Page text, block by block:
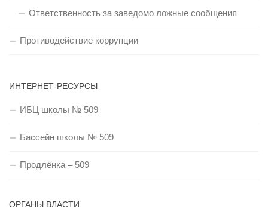
Ответственность за заведомо ложные сообщения
Противодействие коррупции
ИНТЕРНЕТ-РЕСУРСЫ
ИБЦ школы № 509
Бассейн школы № 509
Продлёнка – 509
ОРГАНЫ ВЛАСТИ